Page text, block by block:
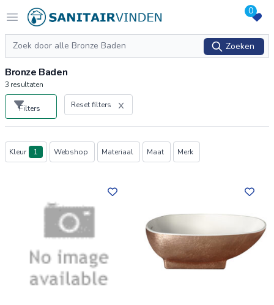
Open menu
Logo sanitairvinden.nl 0
Zoeken
Zoeken
Bronze Baden
3 resultaten
Filters Reset filters
Producten
Kleur 1 Webshop Materiaal Maat Merk